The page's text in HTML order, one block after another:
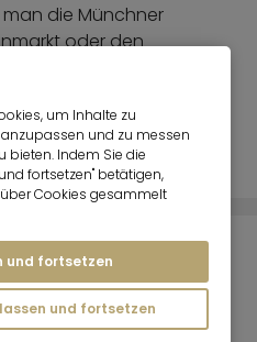
die Münchner
oder den
Kartenansicht
um Inhalte zu
und zu messen
bieten. Indem Sie die
fortsetzen" betätigen,
Cookies gesammelt
und fortsetzen
und fortsetzen